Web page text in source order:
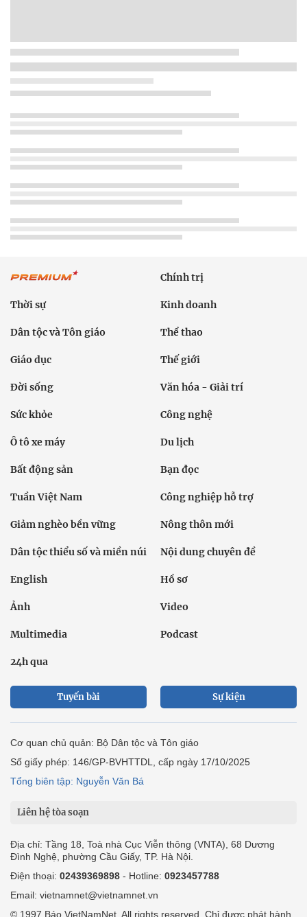
Chính trị
Thời sự Kinh doanh
Dân tộc và Tôn giáo Thể thao
Giáo dục Thế giới
Đời sống Văn hóa - Giải trí
Sức khỏe Công nghệ
Ô tô xe máy Du lịch
Bất động sản Bạn đọc
Tuần Việt Nam Công nghiệp hỗ trợ
Giảm nghèo bền vững Nông thôn mới
Dân tộc thiểu số và miền núi Nội dung chuyên đề
English Hồ sơ
Ảnh Video
Multimedia Podcast
24h qua
Tuyến bài Sự kiện
Cơ quan chủ quản: Bộ Dân tộc và Tôn giáo
Số giấy phép: 146/GP-BVHTTDL, cấp ngày 17/10/2025
Tổng biên tập: Nguyễn Văn Bá
Liên hệ tòa soạn
Địa chỉ: Tầng 18, Toà nhà Cục Viễn thông (VNTA), 68 Dương
Đình Nghệ, phường Cầu Giấy, TP. Hà Nội.
Điện thoại: 02439369898 - Hotline: 0923457788
Email: vietnamnet@vietnamnet.vn
© 1997 Báo VietNamNet. All rights reserved. Chỉ được phát hành